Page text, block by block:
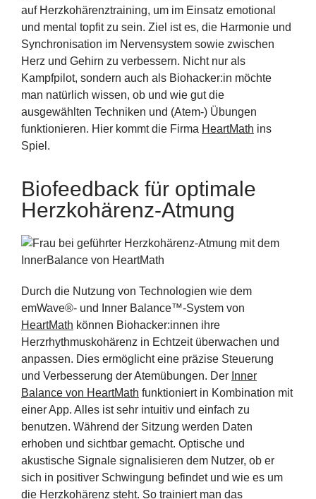
auf Herzkohärenztraining, um im Einsatz emotional
und mental topfit zu sein. Ziel ist es, die Harmonie und
Synchronisation im Nervensystem sowie zwischen
Herz und Gehirn zu verbessern. Nicht nur als
Kampfpilot, sondern auch als Biohacker:in möchte
man natürlich wissen, ob und wie gut die
ausgewählten Techniken und (Atem-) Übungen
funktionieren. Hier kommt die Firma HeartMath ins
Spiel.
Biofeedback für optimale
Herzkohärenz-Atmung
Durch die Nutzung von Technologien wie dem
emWave®- und Inner Balance™-System von
HeartMath können Biohacker:innen ihre
Herzrhythmuskohärenz in Echtzeit überwachen und
anpassen. Dies ermöglicht eine präzise Steuerung
und Verbesserung der Atemübungen. Der Inner
Balance von HeartMath funktioniert in Kombination mit
einer App. Alles ist sehr intuitiv und einfach zu
benutzen. Während der Sitzung werden Daten
erhoben und sichtbar gemacht. Optische und
akustische Signale signalisieren dem Nutzer, ob er
sich in positiver Schwingung befindet und wie es um
die Herzkohärenz steht. So trainiert man das